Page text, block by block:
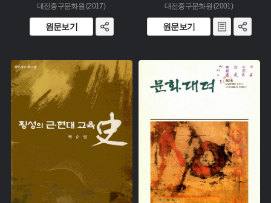
대전중구문화원 (2017)
원문보기
대전중구문화원 (2001)
원문보기
주제 :
유형 :
생산 :
소장 :
생산 :
소장 :